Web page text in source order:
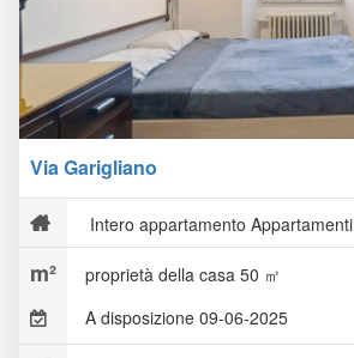
Via Garigliano
Intero appartamento Appartamenti
proprietà della casa 50 ㎡
A disposizione 09-06-2025